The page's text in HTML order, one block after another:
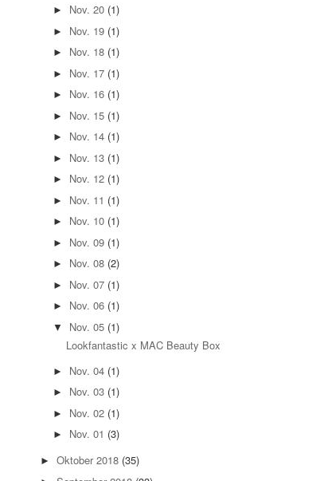
► Nov. 20 (1)
► Nov. 19 (1)
► Nov. 18 (1)
► Nov. 17 (1)
► Nov. 16 (1)
► Nov. 15 (1)
► Nov. 14 (1)
► Nov. 13 (1)
► Nov. 12 (1)
► Nov. 11 (1)
► Nov. 10 (1)
► Nov. 09 (1)
► Nov. 08 (2)
► Nov. 07 (1)
► Nov. 06 (1)
▼ Nov. 05 (1)
Lookfantastic x MAC Beauty Box
► Nov. 04 (1)
► Nov. 03 (1)
► Nov. 02 (1)
► Nov. 01 (3)
►Oktober 2018 (35)